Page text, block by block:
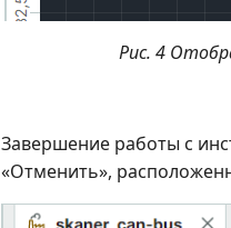
Рис. 4
Завершение работы с
«Отменить»,